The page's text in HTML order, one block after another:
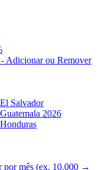
Adicionar ou Remover
Salvador
2026
por mês (ex. 10.000 →